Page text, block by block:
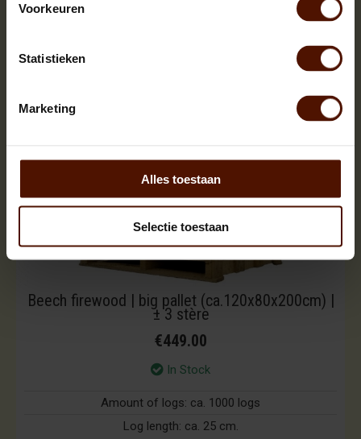
Voorkeuren
Statistieken
Marketing
Alles toestaan
Selectie toestaan
Beech firewood | big pallet (ca.120x80x200cm) |
± 3 stère
€449.00
In Stock
Amount of logs: ca. 1000 logs
Log length: ca. 25 cm.